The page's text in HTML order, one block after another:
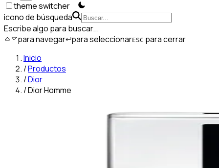
theme switcher
icono de búsqueda
Escribe algo para buscar...
para navegar para seleccionarESC para cerrar
Inicio
/Productos
/Dior
/Dior Homme